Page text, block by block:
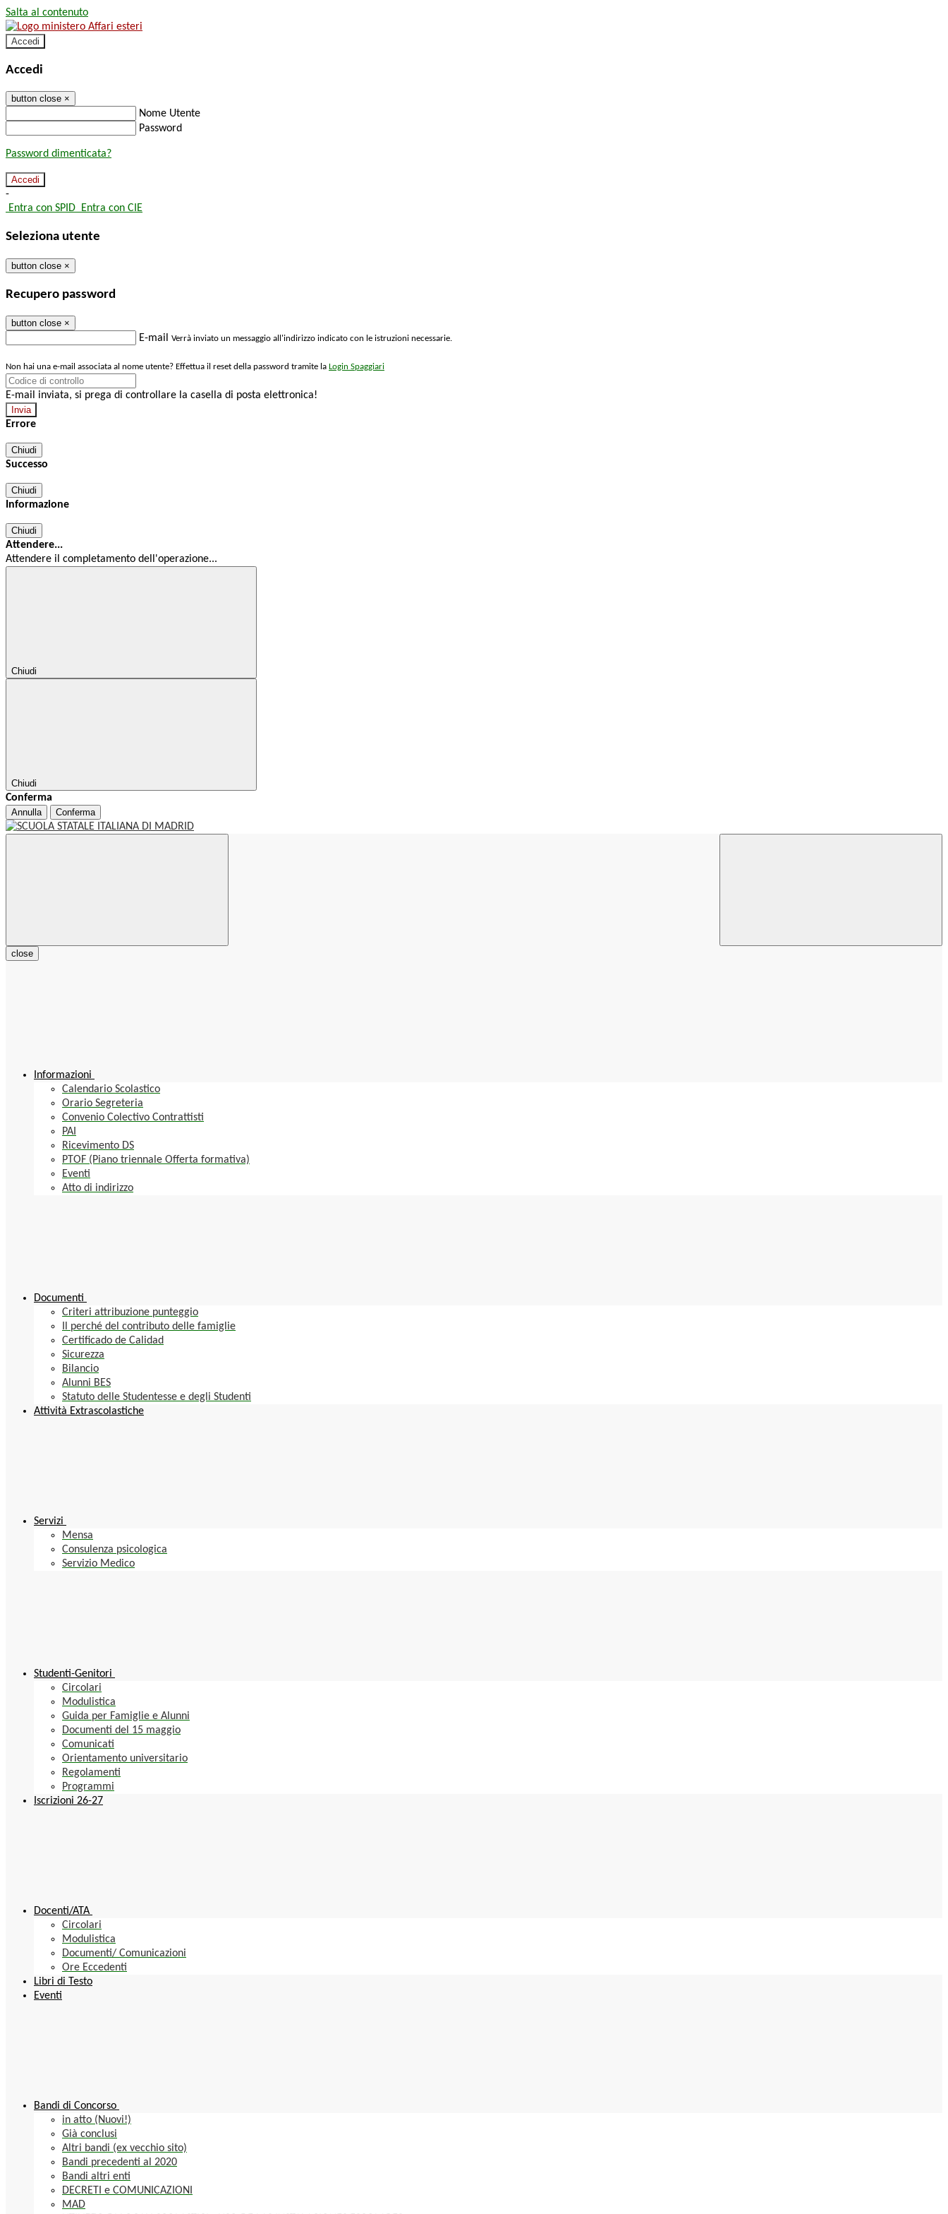
Salta al contenuto
Accedi
Accedi
button close ×
Nome Utente
Password
Password dimenticata?
-
Entra con SPID Entra con CIE
Seleziona utente
button close ×
Recupero password
button close ×
E-mail Verrà inviato un messaggio all'indirizzo indicato con le istruzioni necessarie.
Non hai una e-mail associata al nome utente? Effettua il reset della password tramite la Login Spaggiari
E-mail inviata, si prega di controllare la casella di posta elettronica!
Errore
Chiudi
Successo
Chiudi
Informazione
Chiudi
Attendere...
Attendere il completamento dell'operazione...
Chiudi
Chiudi
Conferma
Annulla Conferma
close
Informazioni
Calendario Scolastico
Orario Segreteria
Convenio Colectivo Contrattisti
PAI
Ricevimento DS
PTOF (Piano triennale Offerta formativa)
Eventi
Atto di indirizzo
Documenti
Criteri attribuzione punteggio
Il perché del contributo delle famiglie
Certificado de Calidad
Sicurezza
Bilancio
Alunni BES
Statuto delle Studentesse e degli Studenti
Attività Extrascolastiche
Servizi
Mensa
Consulenza psicologica
Servizio Medico
Studenti-Genitori
Circolari
Modulistica
Guida per Famiglie e Alunni
Documenti del 15 maggio
Comunicati
Orientamento universitario
Regolamenti
Programmi
Iscrizioni 26-27
Docenti/ATA
Circolari
Modulistica
Documenti/ Comunicazioni
Ore Eccedenti
Libri di Testo
Eventi
Bandi di Concorso
in atto (Nuovi!)
Già conclusi
Altri bandi (ex vecchio sito)
Bandi precedenti al 2020
Bandi altri enti
DECRETI e COMUNICAZIONI
MAD